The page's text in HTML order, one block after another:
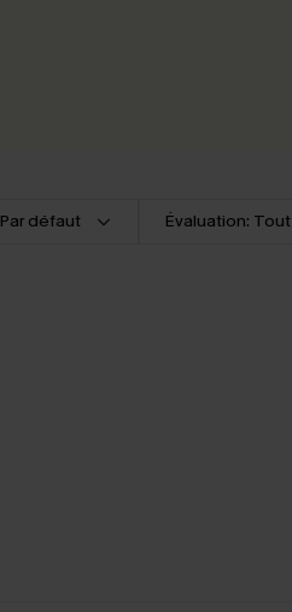
défaut Évaluation: Tout